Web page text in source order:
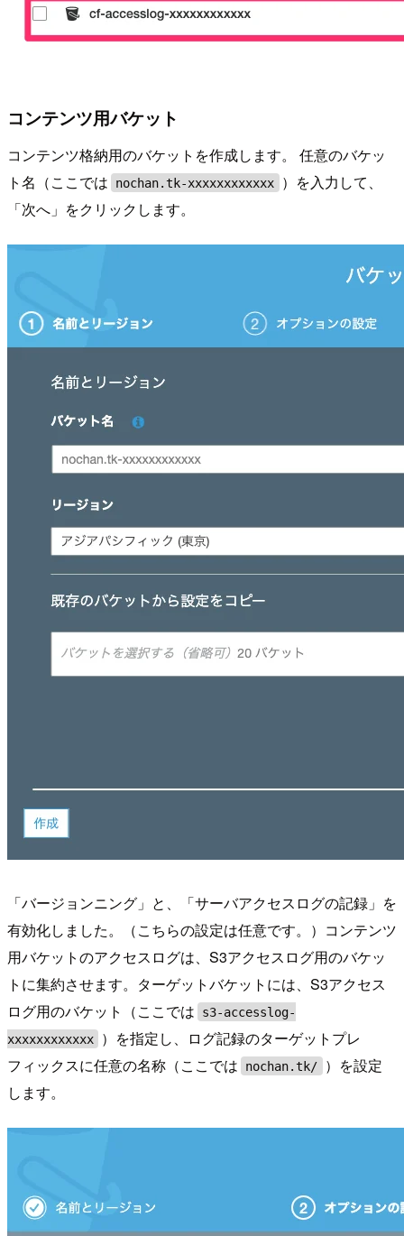
コンテンツ用バケット
コンテンツ格納用のバケットを作成します。 任意のバケッ
ト名（ここでは
nochan.tk-xxxxxxxxxxxx
）を入力して、
「次へ」をクリックします。
「バージョンニング」と、「サーバアクセスログの記録」を
有効化しました。（こちらの設定は任意です。）コンテンツ
用バケットのアクセスログは、S3アクセスログ用のバケッ
トに集約させます。ターゲットバケットには、S3アクセス
ログ用のバケット（ここでは
s3-accesslog-
xxxxxxxxxxxx
）を指定し、ログ記録のターゲットプレ
フィックスに任意の名称（ここでは
nochan.tk/
）を設定
します。